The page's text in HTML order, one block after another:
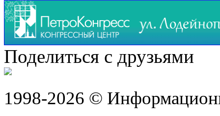
Поделиться с друзьями
1998-2026 ©